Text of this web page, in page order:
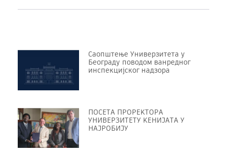
Саопштење Универзитета у
Београду поводом ванредног
инспекцијског надзора
ПОСЕТА ПРОРЕKТОРА
УНИВЕРЗИТЕТУ KЕНИЈАТА У
НАЈРОБИЈУ